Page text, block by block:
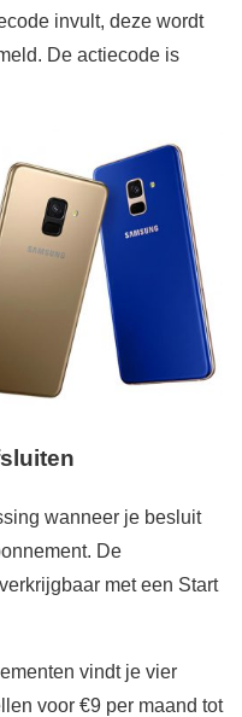
invult, deze wordt
De actiecode is
wanneer je besluit
De
met een Start
vindt je vier
voor €9 per maand tot